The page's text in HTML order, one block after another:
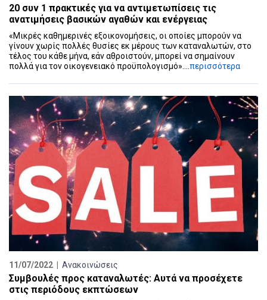
20 συν 1 πρακτικές για να αντιμετωπίσεις τις
ανατιμήσεις βασικών αγαθών και ενέργειας
«Μικρές καθημερινές εξοικονομήσεις, οι οποίες μπορούν να
γίνουν χωρίς πολλές θυσίες εκ μέρους των καταναλωτών, στο
τέλος του κάθε μήνα, εάν αθροιστούν, μπορεί να σημαίνουν
πολλά για τον οικογενειακό προϋπολογισμό».... περισσότερα
11/07/2022 | Ανακοινώσεις
Συμβουλές προς καταναλωτές: Αυτά να προσέχετε
στις περιόδους εκπτώσεων